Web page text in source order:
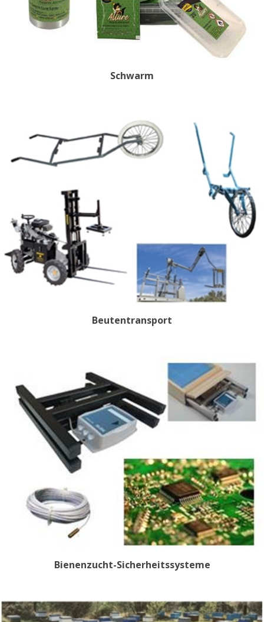
Schwarm
Beutentransport
Bienenzucht-Sicherheitssysteme